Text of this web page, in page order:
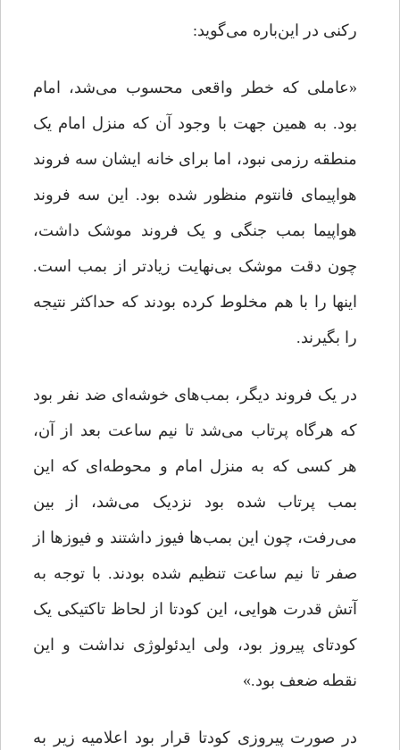
رکنی در این‌باره می‌گوید:
«عاملی که خطر واقعی محسوب می‌شد، امام
بود. به همین جهت با وجود آن که منزل امام یک
منطقه رزمی نبود، اما برای خانه ایشان سه فروند
هواپیمای فانتوم منظور شده بود. این سه فروند
هواپیما بمب جنگی و یک فروند موشک داشت،
چون دقت موشک بی‌نهایت زیادتر از بمب است.
اینها را با هم مخلوط کرده بودند که حداکثر نتیجه
را بگیرند.
در یک فروند دیگر، بمب‌های خوشه‌ای ضد نفر بود
که هرگاه پرتاب می‌شد تا نیم ساعت بعد از آن،
هر کسی که به منزل امام و محوطه‌ای که این
بمب پرتاب شده بود نزدیک می‌شد، از بین
می‌رفت، چون این بمب‌ها فیوز داشتند و فیوزها از
صفر تا نیم ساعت تنظیم شده بودند. با توجه به
آتش قدرت هوایی، این کودتا از لحاظ تاکتیکی یک
کودتای پیروز بود، ولی ایدئولوژی نداشت و این
نقطه ضعف بود.»
در صورت پیروزی کودتا قرار بود اعلامیه زیر به